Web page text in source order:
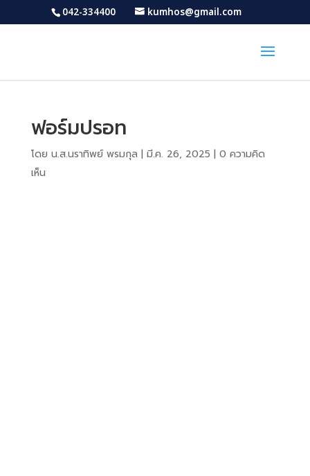
042-334400 kumhos@gmail.com
ฟอร์มปรอท
โดย น.ส.นราทิพย์ พรมกุล | มี.ค. 26, 2025 | 0 ความคิด
เห็น